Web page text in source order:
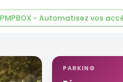
PMPBOX - Automatisez vos
PARKING